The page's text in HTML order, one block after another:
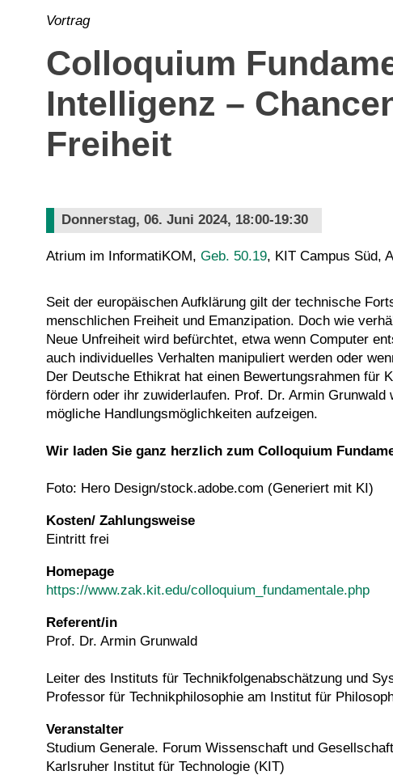
Vortrag
Colloquium
Intelligenz –
Freiheit
Donnerstag, 06. Juni 2024, 18:00-19:30
Atrium im InformatiKOM, Geb. 50.19, KIT Campus Süd,
Seit der europäischen Aufklärung gilt der technische
menschlichen Freiheit und Emanzipation. Doch wie
Neue Unfreiheit wird befürchtet, etwa wenn Computer
auch individuelles Verhalten manipuliert werden oder
Der Deutsche Ethikrat hat einen Bewertungsrahmen für
fördern oder ihr zuwiderlaufen. Prof. Dr. Armin
mögliche Handlungsmöglichkeiten aufzeigen.
Wir laden Sie ganz herzlich zum Colloquium
Foto: Hero Design/stock.adobe.com (Generiert mit KI)
Kosten/ Zahlungsweise
Eintritt frei
Homepage
https://www.zak.kit.edu/colloquium_fundamentale.php
Referent/in
Prof. Dr. Armin Grunwald
Leiter des Instituts für Technikfolgenabschätzung und
Professor für Technikphilosophie am Institut für
Veranstalter
Studium Generale. Forum Wissenschaft und
Karlsruher Institut für Technologie (KIT)